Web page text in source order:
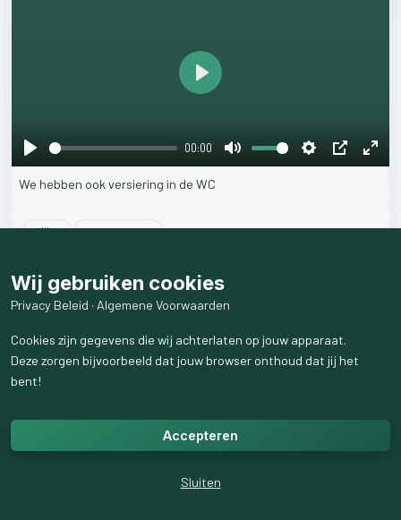
Play
00:00
Mute Settings
PIP
Enter
Play
We hebben ook versiering in de WC
4likes 301weergaven
Wij gebruiken cookies
Privacy Beleid · Algemene Voorwaarden
Cookies zijn gegevens die wij achterlaten op jouw apparaat.
Deze zorgen bijvoorbeeld dat jouw browser onthoud dat jij het
bent!
Accepteren
Sluiten